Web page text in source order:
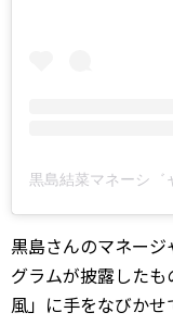
黒島さんのマネー
グラムが披露した
風」に手をなびかせ